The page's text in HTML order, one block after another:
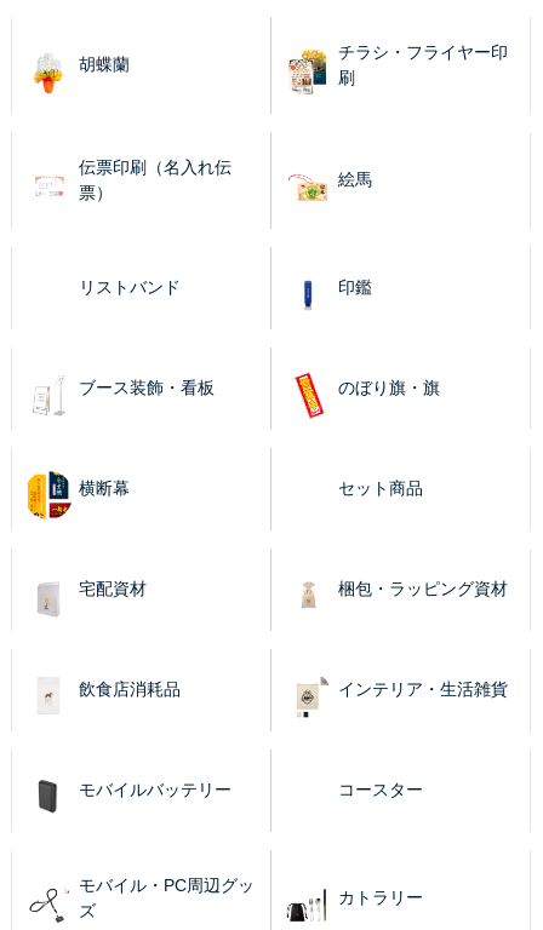
胡蝶蘭
チラシ・フライヤー印
刷
伝票印刷（名入れ伝
票）
絵馬
リストバンド 印鑑
ブース装飾・看板 のぼり旗・旗
横断幕 セット商品
宅配資材 梱包・ラッピング資材
飲食店消耗品 インテリア・生活雑貨
モバイルバッテリー コースター
モバイル・PC周辺グッ
ズ
カトラリー